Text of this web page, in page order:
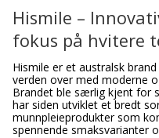
Hismile –
fokus på hvitere
Hismile er et australsk
verden over med moderne
Brandet ble særlig kjent for
har siden utviklet et bredt
munnpleieprodukter som
spennende smaksvarianter